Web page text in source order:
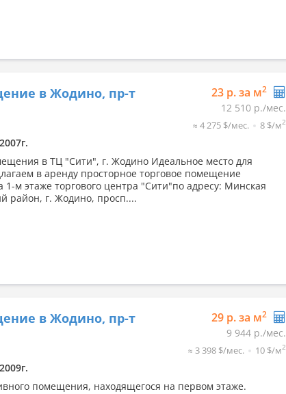
в Жодино, пр-т
23 р. за м2
12 510 р./мес.
≈ 4 275 $/мес. 8 $/м2
2007г.
в ТЦ "Сити", г. Жодино Идеальное место для
в аренду просторное торговое помещение
м этаже торгового центра "Сити"по адресу: Минская
район, г. Жодино, просп....
в Жодино, пр-т
29 р. за м2
9 944 р./мес.
≈ 3 398 $/мес. 10 $/м2
2009г.
помещения, находящегося на первом этаже.